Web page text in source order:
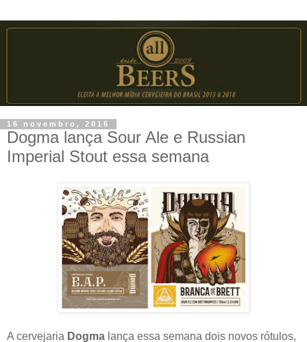
16 novembro, 2016
Dogma lança Sour Ale e Russian
Imperial Stout essa semana
A cervejaria Dogma lança essa semana dois novos rótulos,